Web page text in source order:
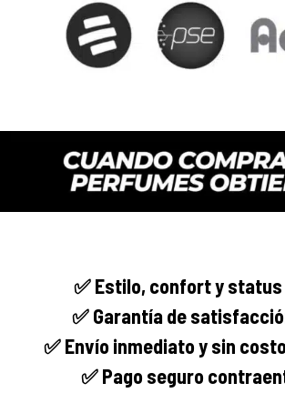
✅Estilo, confort y
✅ Garantía de
✅ Envío inmediatoy sin
✅ Pago seguro